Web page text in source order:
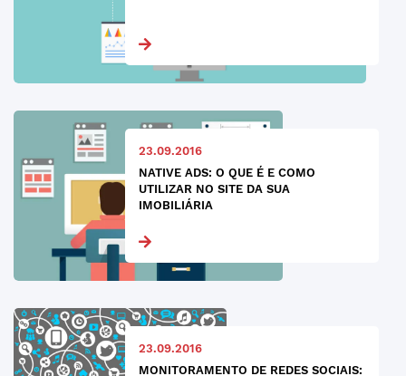
23.09.2016
NATIVE ADS: O QUE É E COMO
UTILIZAR NO SITE DA SUA
IMOBILIÁRIA
23.09.2016
MONITORAMENTO DE REDES SOCIAIS: